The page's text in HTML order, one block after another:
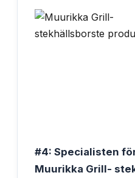
#4: Specialisten
Muurikka Grill-